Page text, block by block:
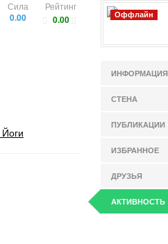
Рейтинг
0.00
Сила
0.00
Оффлайн
ИНФОРМАЦИЯ
СТЕНА
ПУБЛИКАЦИИ
ИЗБРАННОЕ
ДРУЗЬЯ
АКТИВНОСТЬ